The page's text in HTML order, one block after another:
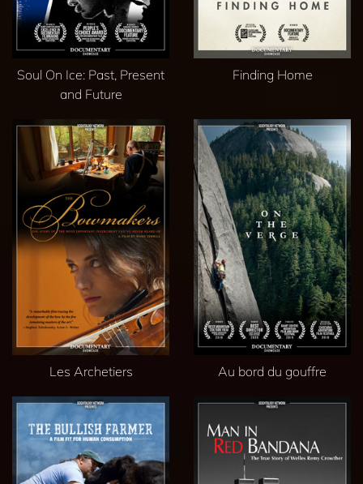
Soul On Ice: Past, Present
and Future
Finding Home
Les Archetiers Au bord du gouffre